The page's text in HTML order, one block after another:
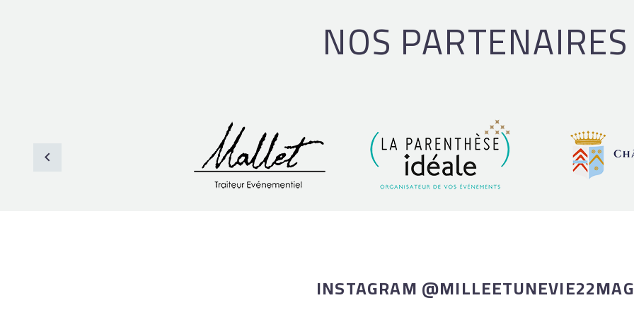
NOS PARTENAIRES
INSTAGRAM @MILLEETUNEVIE22MAG